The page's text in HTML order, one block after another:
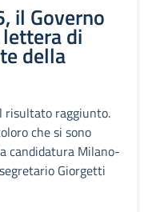
il Governo
di
della
risultato raggiunto.
che si sono
candidatura Milano-
Giorgetti